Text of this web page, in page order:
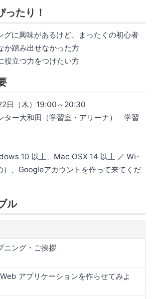
ったり！
グに興味があるけど、まったくの初心者
か踏み出せなかった方
役立つ力をつけたい方
日（木）19:00～20:30
ター大和田（学習室・アリーナ） 学習
10 以上、Mac OSX 14 以上 ／ Wi-
）、Googleアカウントを作って来てくだ
ル
ニング・ご挨拶
アプリケーションを作らせてみよ